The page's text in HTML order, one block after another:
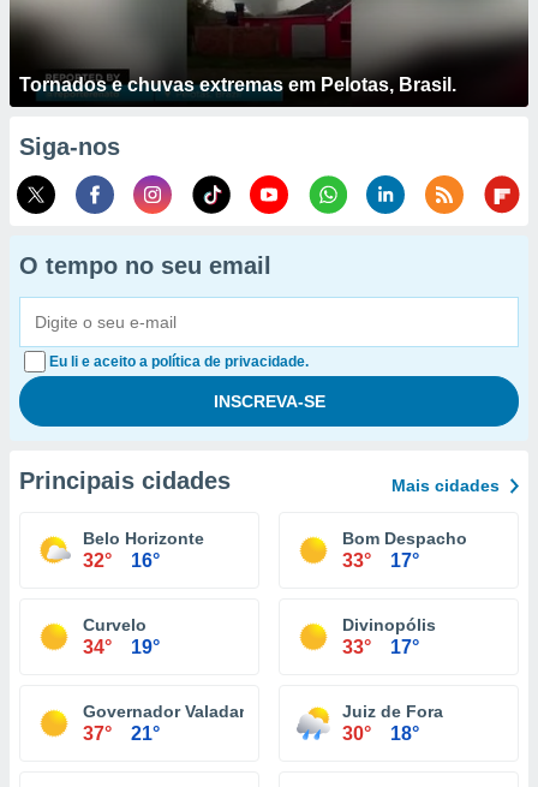
Tornados e chuvas extremas em Pelotas, Brasil.
Siga-nos
O tempo no seu email
Eu li e aceito a política de privacidade.
Principais cidades Mais cidades
Belo Horizonte
32° 16°
Bom Despacho
33° 17°
Curvelo
34° 19°
Divinopólis
33° 17°
Governador Valadares
37° 21°
Juiz de Fora
30° 18°